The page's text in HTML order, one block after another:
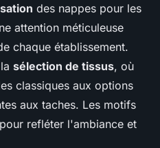
des nappes pour les
attention méticuleuse
chaque établissement.
sélection de tissus, où
classiques aux options
aux taches. Les motifs
refléter l'ambiance et